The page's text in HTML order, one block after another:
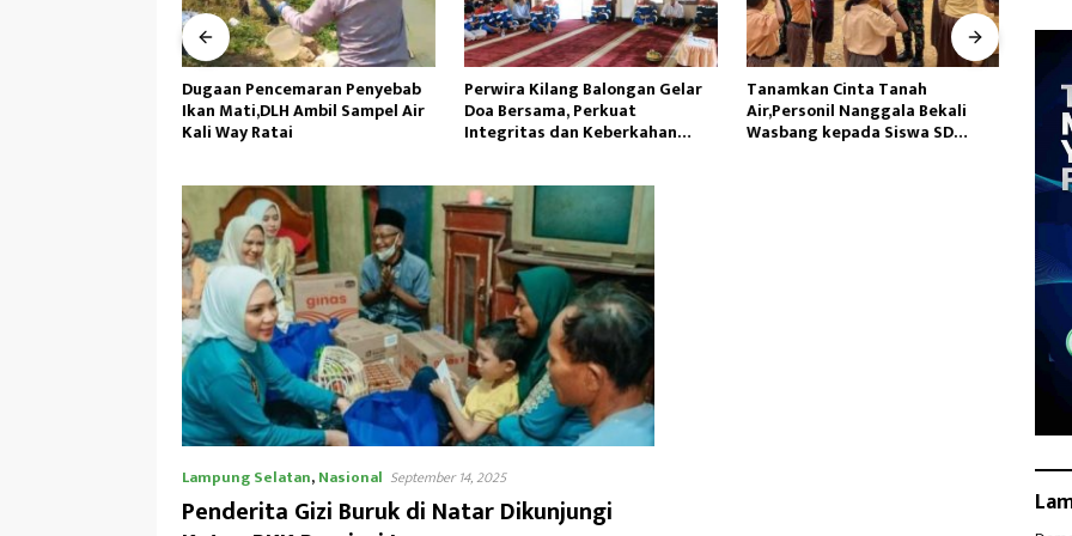
Perwira Kilang Balongan Gelar
Doa Bersama, Perkuat
Integritas dan Keberkahan
Tanamkan Cinta Tanah
Air,Personil Nanggala Bekali
Wasbang kepada Siswa SD
Hadapi Potensi El Nino,Bulog
Lampung Perkuat Cadangan
Pangan Pemerintah
Lampung Selatan,Nasional September 14, 2025
Penderita Gizi Buruk di Natar Dikunjungi